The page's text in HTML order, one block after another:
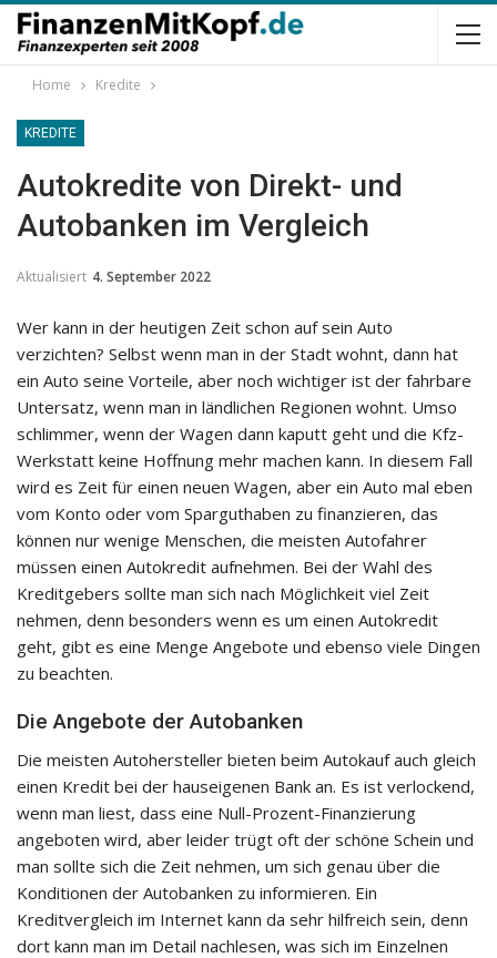
Home Kredite
KREDITE
Autokredite von Direkt- und
Autobanken im Vergleich
Aktualisiert 4. September 2022
Wer kann in der heutigen Zeit schon auf sein Auto
verzichten? Selbst wenn man in der Stadt wohnt, dann hat
ein Auto seine Vorteile, aber noch wichtiger ist der fahrbare
Untersatz, wenn man in ländlichen Regionen wohnt. Umso
schlimmer, wenn der Wagen dann kaputt geht und die Kfz-
Werkstatt keine Hoffnung mehr machen kann. In diesem Fall
wird es Zeit für einen neuen Wagen, aber ein Auto mal eben
vom Konto oder vom Sparguthaben zu finanzieren, das
können nur wenige Menschen, die meisten Autofahrer
müssen einen Autokredit aufnehmen. Bei der Wahl des
Kreditgebers sollte man sich nach Möglichkeit viel Zeit
nehmen, denn besonders wenn es um einen Autokredit
geht, gibt es eine Menge Angebote und ebenso viele Dingen
zu beachten.
Die Angebote der Autobanken
Die meisten Autohersteller bieten beim Autokauf auch gleich
einen Kredit bei der hauseigenen Bank an. Es ist verlockend,
wenn man liest, dass eine Null-Prozent-Finanzierung
angeboten wird, aber leider trügt oft der schöne Schein und
man sollte sich die Zeit nehmen, um sich genau über die
Konditionen der Autobanken zu informieren. Ein
Kreditvergleich im Internet kann da sehr hilfreich sein, denn
dort kann man im Detail nachlesen, was sich im Einzelnen